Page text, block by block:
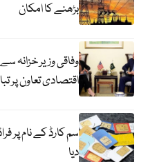
بڑھنے کا امکان
وفاقی وزیر خزانہ
اقتصادی تعاون پر
سم کارڈ کے نام پر
دیا